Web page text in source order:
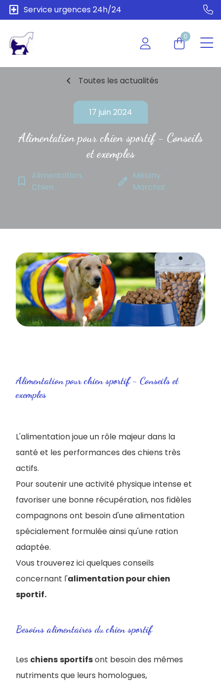
local_hospital Service urgences 24h/24
0
chevron_left Toutes les actualités
17 juin 2024
Alimentation pour chien sportif - Conseils
et exemples
bookmark_border
Alimentation,
Chien
edit Mélany
Marchal
Alimentation pour chien sportif - Conseils et
exemples
L'alimentation joue un rôle majeur dans la
santé et les performances des chiens très
actifs.
Pour soutenir une activité physique intense et
favoriser une bonne récupération, nos fidèles
compagnons ont besoin d'une alimentation
spécialement formulée ainsi qu'une ration
adaptée.
Vous trouverez ici quelques conseils
concernant l'alimentation pour chien
sportif.
Besoins alimentaires du chien sportif
Les chienssportifsont besoin des mêmes
nutriments que leurs homologues,